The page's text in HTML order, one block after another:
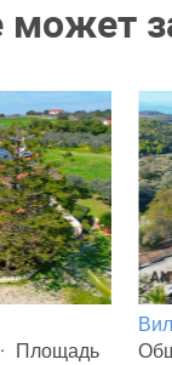
Площадь